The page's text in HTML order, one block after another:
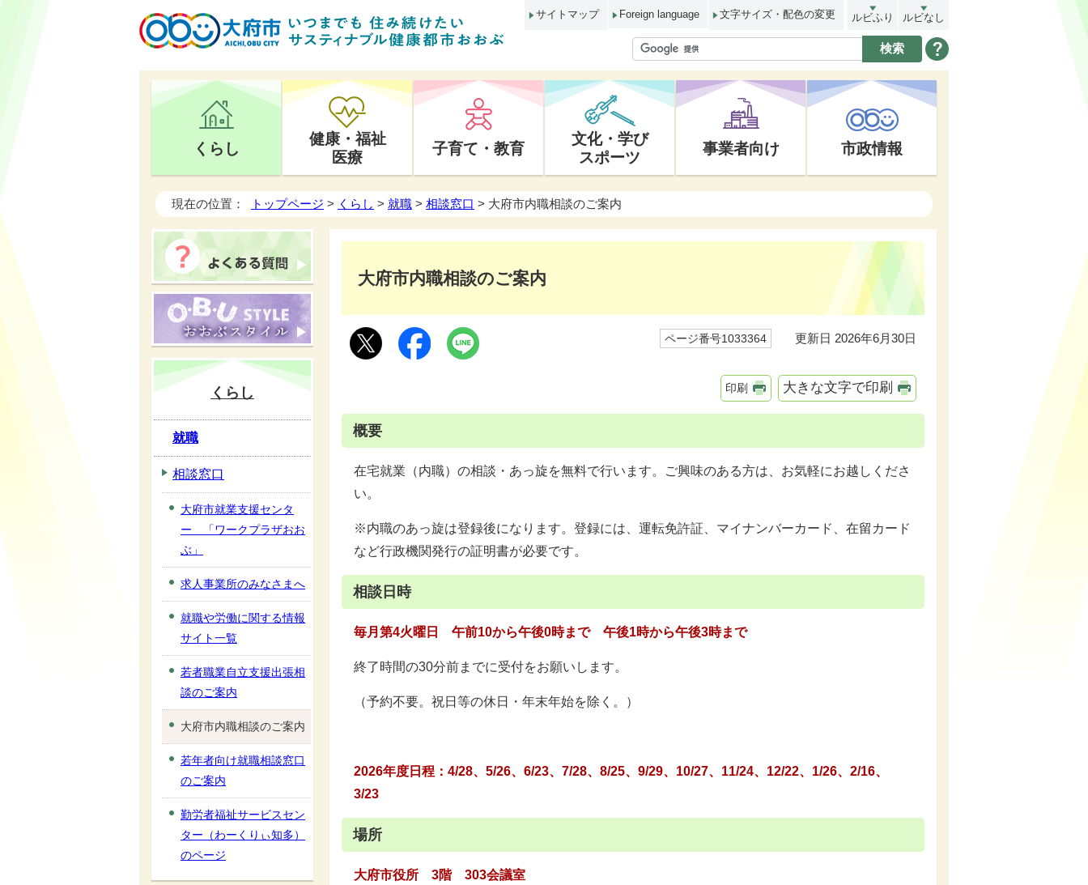
サイトマップ Foreign language 文字サイズ・配色の変更 ルビふり ルビなし
くらし
健康・福祉
医療
子育て・教育
文化・学び
スポーツ
事業者向け 市政情報
現在の位置： トップページ > くらし > 就職 > 相談窓口 > 大府市内職相談のご案内
大府市内職相談のご案内
ページ番号1033364 更新日 2026年6月30日
印刷 大きな文字で印刷
概要
在宅就業（内職）の相談・あっ旋を無料で行います。ご興味のある方は、お気軽にお越しくださ
い。
※内職のあっ旋は登録後になります。登録には、運転免許証、マイナンバーカード、在留カード
など行政機関発行の証明書が必要です。
相談日時
毎月第4火曜日 午前10から午後0時まで 午後1時から午後3時まで
終了時間の30分前までに受付をお願いします。
（予約不要。祝日等の休日・年末年始を除く。）
2026年度日程：4/28、5/26、6/23、7/28、8/25、9/29、10/27、11/24、12/22、1/26、2/16、
3/23
場所
大府市役所 3階 303会議室
くらし
就職
相談窓口
大府市就業支援センタ
ー 「ワークプラザおお
ぶ」
求人事業所のみなさまへ
就職や労働に関する情報
サイト一覧
若者職業自立支援出張相
談のご案内
大府市内職相談のご案内
若年者向け就職相談窓口
のご案内
勤労者福祉サービスセン
ター（わーくりぃ知多）
のページ